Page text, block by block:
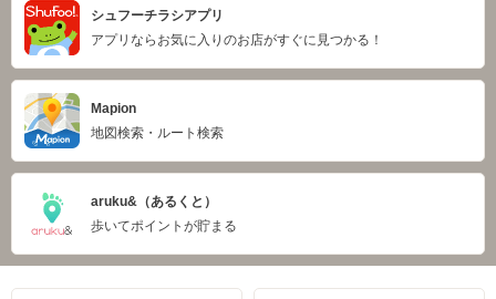
シュフーチラシアプリ
アプリならお気に入りのお店がすぐに見つかる！
Mapion
地図検索・ルート検索
aruku&（あるくと）
歩いてポイントが貯まる